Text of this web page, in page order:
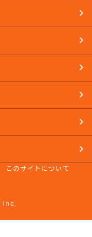
このサイトについて
Inc.